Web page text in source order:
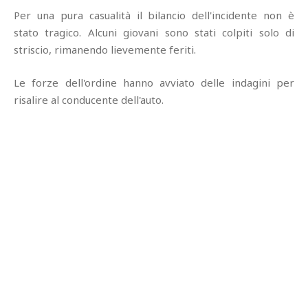
Per una pura casualità il bilancio dell'incidente non è
stato tragico. Alcuni giovani sono stati colpiti solo di
striscio, rimanendo lievemente feriti.
Le forze dell'ordine hanno avviato delle indagini per
risalire al conducente dell'auto.